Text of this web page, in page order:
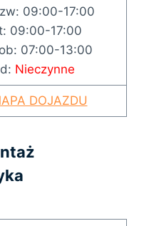
09:00-17:00
09:00-17:00
07:00-13:00
Nieczynne
DOJAZDU